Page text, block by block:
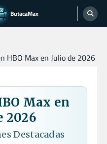
ButacaMax
HBO Max en Julio de 2026
Max en
2026
Destacadas